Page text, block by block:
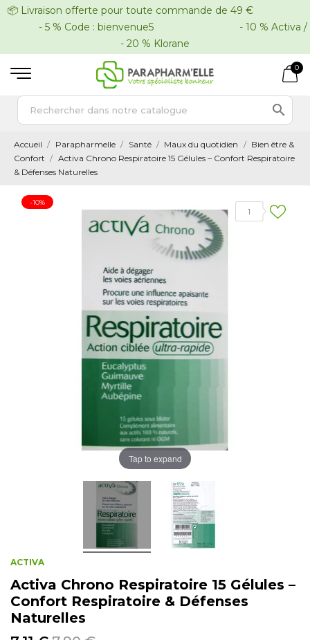
📦 Livraison offerte pour toute commande de 49 €
- 5 % Code : bienvenue5 - 10 % Activa /
- 20 % Klorane
0

Accueil Parapharmelle Santé Maux du quotidien
Bien être &
Confort
Activa Chrono Respiratoire 15 Gélules – Confort Respiratoire
& Défenses Naturelles
1
-10%
Tap to expand
ACTIVA
Activa Chrono Respiratoire 15 Gélules –
Confort Respiratoire & Défenses
Naturelles